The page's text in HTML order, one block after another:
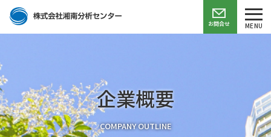
お問合せ MENU
企業概要
COMPANY OUTLINE